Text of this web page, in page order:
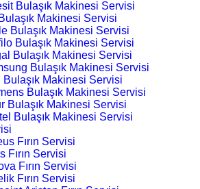
Bulaşık Makinesi Servisi
Makinesi Servisi
Bulaşık Makinesi Servisi
Bulaşık Makinesi Servisi
Bulaşık Makinesi Servisi
Bulaşık Makinesi Servisi
Bulaşık Makinesi Servisi
Bulaşık Makinesi Servisi
Bulaşık Makinesi Servisi
Bulaşık Makinesi Servisi
Fırın Servisi
Fırın Servisi
Fırın Servisi
Fırın Servisi